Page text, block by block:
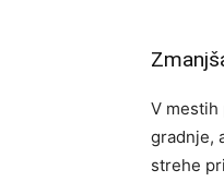
V mestih
gradnje,
strehe